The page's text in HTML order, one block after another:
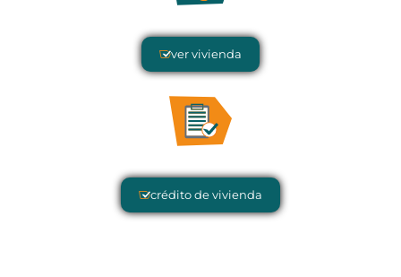
ver vivienda
crédito de vivienda